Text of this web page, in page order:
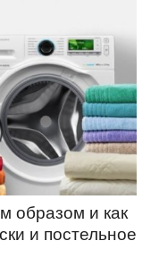
образом и как
и постельное